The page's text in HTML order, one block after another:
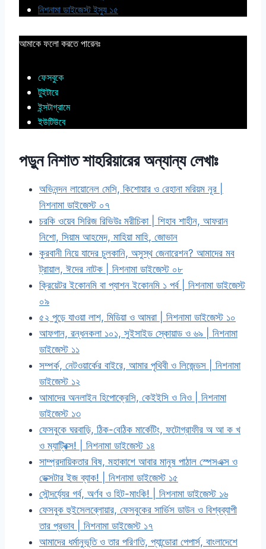
নিশনামা ডাইজেস্ট ইস্যু ১৫
আমাকে ফলো করতে পারেনঃ
ফেসবুকে
টুইটারে
ইন্সটাগ্রামে
ইউটিউবে
পড়ুন নিশাত শাহরিয়ারের অন্যান্য লেখাঃ
অভিনন্দন লায়োনেল মেসি, কিশোয়ার ও রেহানা মরিয়ম নূর |
নিশনামা ডাইজেস্ট ০৭
চরকি ওয়েব সিরিজ রিভিউঃ মরীচিকা | শিহাব শাহীন, আফরান
নিশো, সিয়াম আহমেদ, মাহিয়া মাহি, জোভান
কুরবানী নিয়ে যাদের চুলকানি, অসুস্থ জেনারেশন? আমাদের মব
ট্রায়াল, ঈদের নাটক | নিশনামা ডাইজেস্ট ০৮
ক্রিয়েটর ইকোনমি বা প্যাশন ইকোনমি ১ পর্ব | নিশনামা ডাইজেস্ট
০৯
৫২ পুড়ে যাওয়া লাশ, মিডিয়া ও আমরা | নিশনামা ডাইজেস্ট ১০
আফগান, রন্ধনকলা ১০১, সুইসাইড স্কোয়াড ও ৬৯ | নিশনামা
ডাইজেস্ট ১১
সম্পর্ক, নেটওয়ার্কের বাইরে, আমার পৃথিবী ও লিজেন্ডস | নিশনামা
ডাইজেস্ট ১২
আমাদের অনলাইন হিপোক্রেসি, কেইইসি ও নিও | নিশনামা
ডাইজেস্ট ১৩
ফেসবুকে ঘরবাড়ি, ঠিক-বেঠিক মার্কেটিং, ফটোগ্রাফীর অ আ ক খ
ও ম্যাট্রিক্স! | নিশনামা ডাইজেস্ট ১৪
সাম্প্রদায়িকতার বিষ, মহাকাশে আবার মানুষ পাঠাল স্পেসএক্স ও
ডেক্সটার ইজ ব্যাক! | নিশনামা ডাইজেস্ট ১৫
সৌন্দর্য্যের গর্ব, অর্ণব ও হিট-মাংকি! | নিশনামা ডাইজেস্ট ১৬
ফেসবুক হুইসেলব্লোয়ার, ফেসবুকের সার্ভিস ডাউন ও বিশ্বব্যাপী
তার প্রভাব | নিশনামা ডাইজেস্ট ১৭
আমাদের ধর্মানুভূতি ও তার পরিণতি, প্যান্ডোরা পেপার্স, বাংলাদেশে